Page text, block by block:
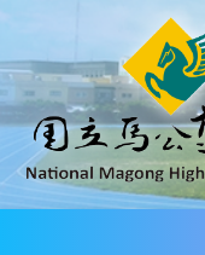
轉
主
要
內